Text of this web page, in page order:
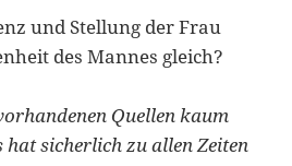
und Stellung der Frau
des Mannes gleich?
Quellen kaum
hat sicherlich zu allen Zeiten